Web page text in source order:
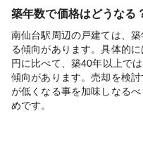
築年数で価格はどうなる
南仙台駅周辺の戸建ては、
る傾向があります。具体的
円に比べて、築40年以上で
傾向があります。売却を検
が低くなる事を加味しなる
めです。